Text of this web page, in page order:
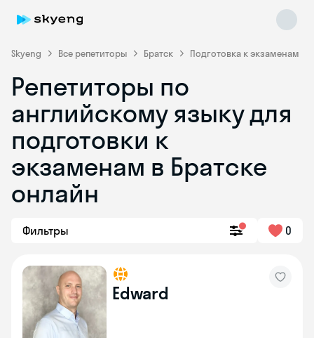
Skyeng Все репетиторы Братск Подготовка к экзаменам
Репетиторы по
английскому языку для
подготовки к
экзаменам в Братске
онлайн
Фильтры 0
Edward
Skyeng Chat
online